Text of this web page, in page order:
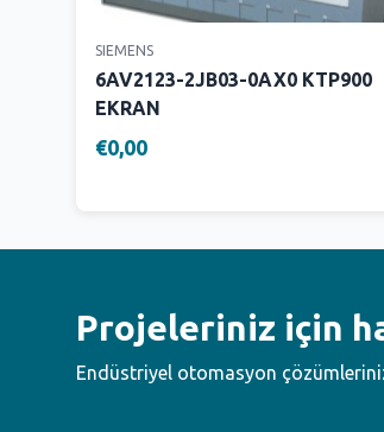
SIEMENS
6AV2123-2JB03-0AX0 KTP900
EKRAN
€0,00
Projeleriniz için
Endüstriyel otomasyon